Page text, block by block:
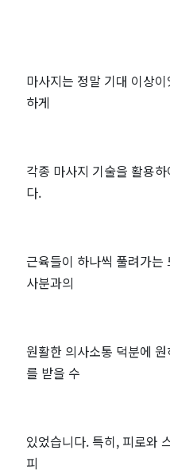
마사지는 정말 기대 이상
하게
각종 마사지 기술을 활용
다.
근육들이 하나씩 풀려가는
사분과의
원활한 의사소통 덕분에
를 받을 수
있었습니다. 특히, 피로와
피